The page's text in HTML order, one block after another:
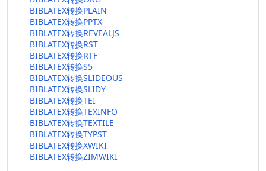
BIBLATEX转换PLAIN
BIBLATEX转换PPTX
BIBLATEX转换REVEALJS
BIBLATEX转换RST
BIBLATEX转换RTF
BIBLATEX转换S5
BIBLATEX转换SLIDEOUS
BIBLATEX转换SLIDY
BIBLATEX转换TEI
BIBLATEX转换TEXINFO
BIBLATEX转换TEXTILE
BIBLATEX转换TYPST
BIBLATEX转换XWIKI
BIBLATEX转换ZIMWIKI